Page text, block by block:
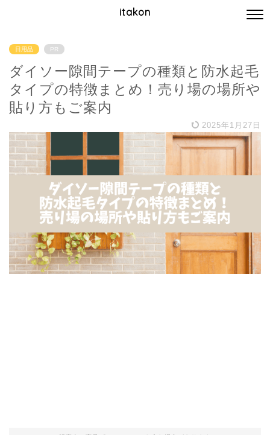
itakon
日用品 PR
ダイソー隙間テープの種類と防水起毛
タイプの特徴まとめ！売り場の場所や
貼り方もご案内
2025年1月27日